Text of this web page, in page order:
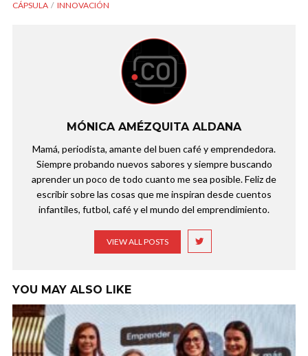
CÁPSULA
INNOVACIÓN
MÓNICA AMÉZQUITA ALDANA
Mamá, periodista, amante del buen café y emprendedora.
Siempre probando nuevos sabores y siempre buscando
aprender un poco de todo cuanto me sea posible. Feliz de
escribir sobre las cosas que me inspiran desde cuentos
infantiles, futbol, café y el mundo del emprendimiento.
VIEW ALL POSTS
YOU MAY ALSO LIKE